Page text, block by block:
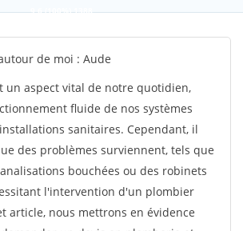
9,6(100%)1388
votes
de moi : Aude
un aspect vital de notre quotidien,
fluide de nos systèmes
sanitaires. Cependant, il
des problèmes surviennent, tels que
bouchées ou des robinets
l'intervention d'un plombier
article, nous mettrons en évidence